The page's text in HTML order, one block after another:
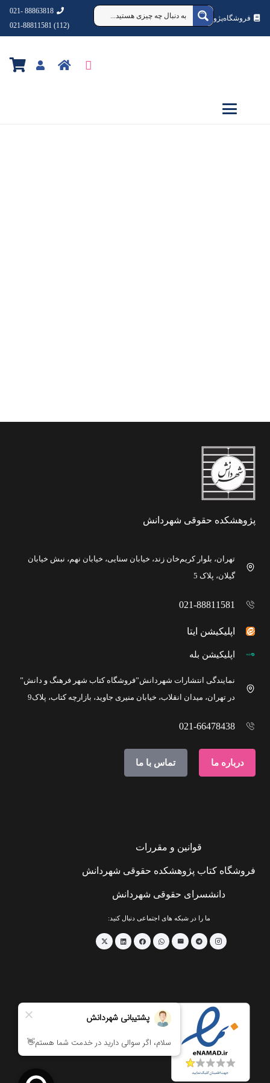
فروشگاه‌پژوهشکده‌شهردانش
88863818 -021
(112) 021-88811581
پژوهشکده حقوقی شهردانش
تهران، بلوار کریم‌خان زند، خیابان سنایی، خیابان نهم، نبش خیابان
گیلان، پلاک 5
021-88811581
اپلیکیشن ایتا
اپلیکیشن بله
نمایندگی انتشارات شهردانش”فروشگاه کتاب شهر فرهنگ و دانش”
در تهران، میدان انقلاب، خیابان منیری جاوید، بازارچه کتاب، پلاک9
021-66478438
درباره ما تماس با ما
قوانین و مقررات
فروشگاه کتاب پژوهشکده حقوقی شهردانش
دانشسرای حقوقی شهردانش
ما را در شبکه های اجتماعی دنبال کنید: